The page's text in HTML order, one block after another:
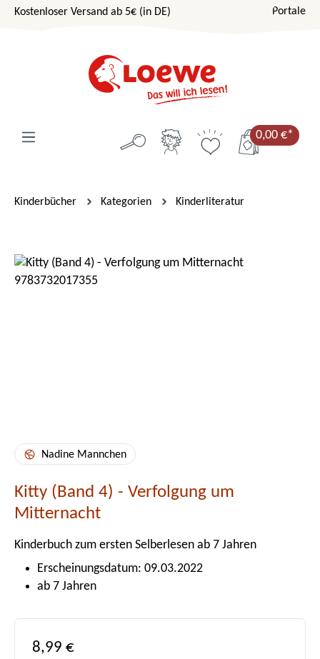
Zum Hauptinhalt springen
Kostenloser Versand ab 5€ (in DE) Portale
0,00 €*
Kinderbücher Kategorien Kinderliteratur
Bildergalerie überspringen
Nadine Mannchen
Kitty (Band 4) - Verfolgung um
Mitternacht
Kinderbuch zum ersten Selberlesen ab 7 Jahren
Erscheinungsdatum: 09.03.2022
ab 7 Jahren
Regulärer Preis:
8,99 €